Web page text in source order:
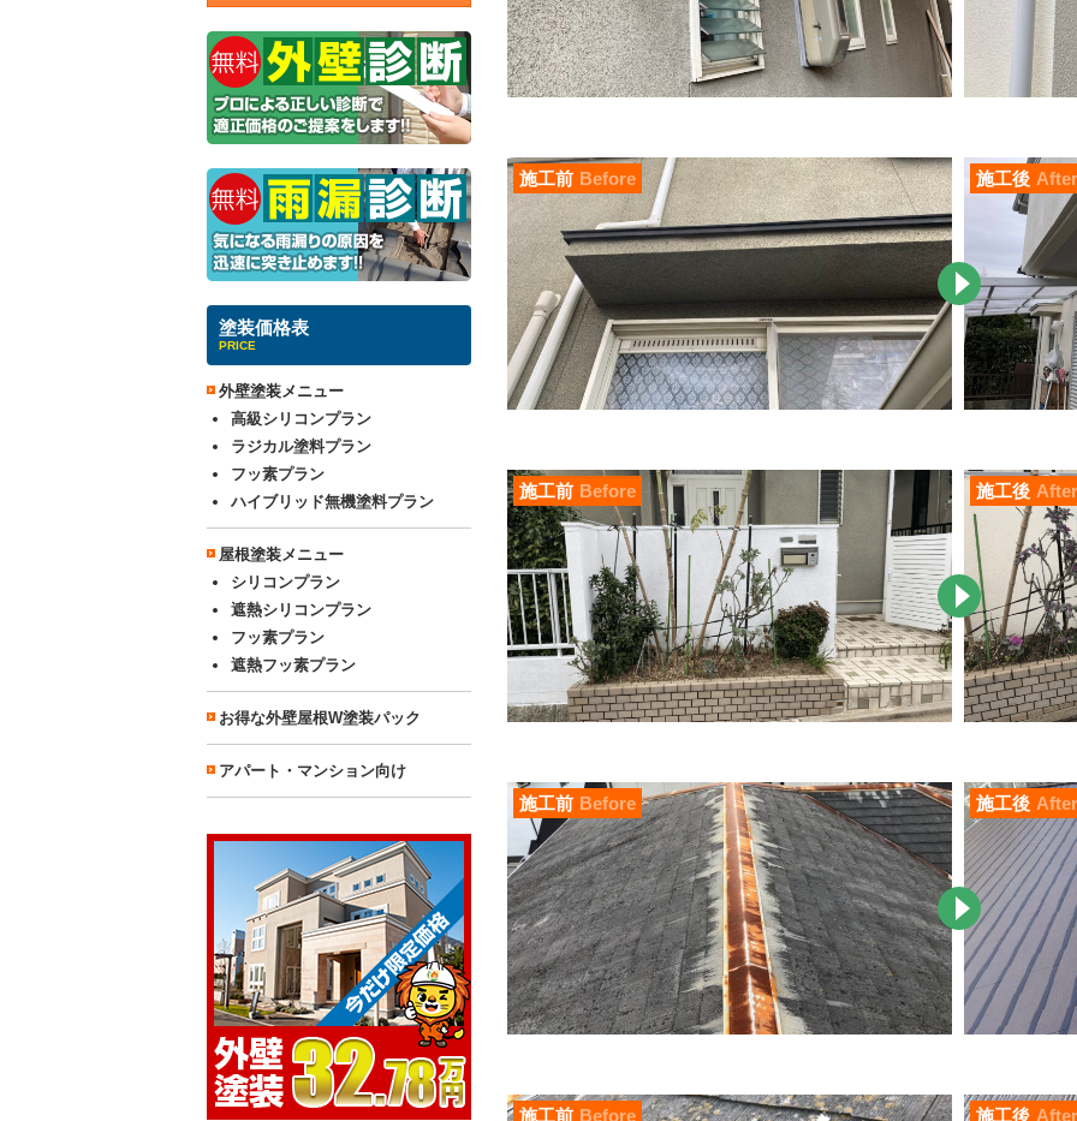
施工前 Before 施工後 After
施工前 Before 施工後 After
施工前 Before 施工後 After
施工前 Before 施工後 After
塗装価格表
PRICE
外壁塗装メニュー
高級シリコンプラン
ラジカル塗料プラン
フッ素プラン
ハイブリッド無機塗料プラン
屋根塗装メニュー
シリコンプラン
遮熱シリコンプラン
フッ素プラン
遮熱フッ素プラン
お得な外壁屋根W塗装パック
アパート・マンション向け